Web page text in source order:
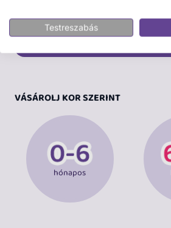
VÁSÁROLJ KOR SZERINT
hónapos
Testreszabás